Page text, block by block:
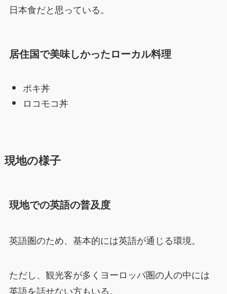
日本食だと思っている。
居住国で美味しかったローカル料理
ポキ丼
ロコモコ丼
現地の様子
現地での英語の普及度
英語圏のため、基本的には英語が通じる環境。
ただし、観光客が多くヨーロッパ圏の人の中には
英語を話せない方もいる。